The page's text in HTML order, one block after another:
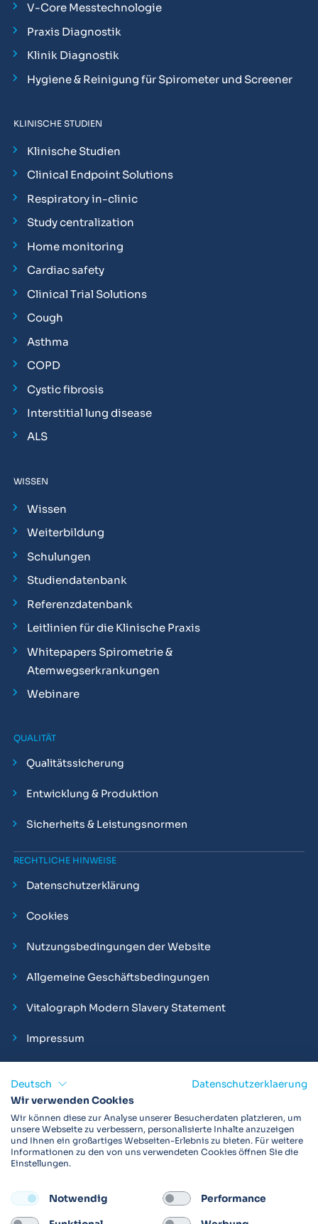
V-Core Messtechnologie
Praxis Diagnostik
Klinik Diagnostik
Hygiene & Reinigung für Spirometer und Screener
KLINISCHE STUDIEN
Klinische Studien
Clinical Endpoint Solutions
Respiratory in-clinic
Study centralization
Home monitoring
Cardiac safety
Clinical Trial Solutions
Cough
Asthma
COPD
Cystic fibrosis
Interstitial lung disease
ALS
WISSEN
Wissen
Weiterbildung
Schulungen
Studiendatenbank
Referenzdatenbank
Leitlinien für die Klinische Praxis
Whitepapers Spirometrie &
Atemwegserkrankungen
Webinare
QUALITÄT
Qualitätssicherung
Entwicklung & Produktion
Sicherheits & Leistungsnormen
RECHTLICHE HINWEISE
Datenschutzerklärung
Cookies
Nutzungsbedingungen der Website
Allgemeine Geschäftsbedingungen
Vitalograph Modern Slavery Statement
Impressum
Vitalograph ist ein internationaler Hersteller von Spirometern,
EKGs und Bakterien-Viren-Filtern zur sicheren
Lungenfunktionsdiagnostik. Darüber hinaus sind wir weltweit
als Technologie- und Service-Provider für klinische
FOLLOW
Deutsch
Datenschutzerklaerung
Wir verwenden Cookies
Wir können diese zur Analyse unserer Besucherdaten platzieren, um
unsere Webseite zu verbessern, personalisierte Inhalte anzuzeigen
und Ihnen ein großartiges Webseiten-Erlebnis zu bieten. Für weitere
Informationen zu den von uns verwendeten Cookies öffnen Sie die
Einstellungen.
Notwendig Performance